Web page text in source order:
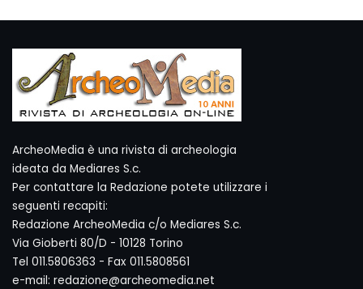
ArcheoMedia è una rivista di archeologia
ideata da Mediares S.c.
Per contattare la Redazione potete utilizzare i
seguenti recapiti:
Redazione ArcheoMedia c/o Mediares S.c.
Via Gioberti 80/D - 10128 Torino
Tel 011.5806363 - Fax 011.5808561
e-mail: redazione@archeomedia.net